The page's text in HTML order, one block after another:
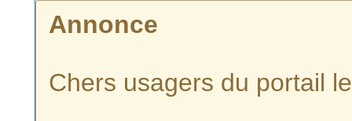
Annonce
Chers usagers du portail